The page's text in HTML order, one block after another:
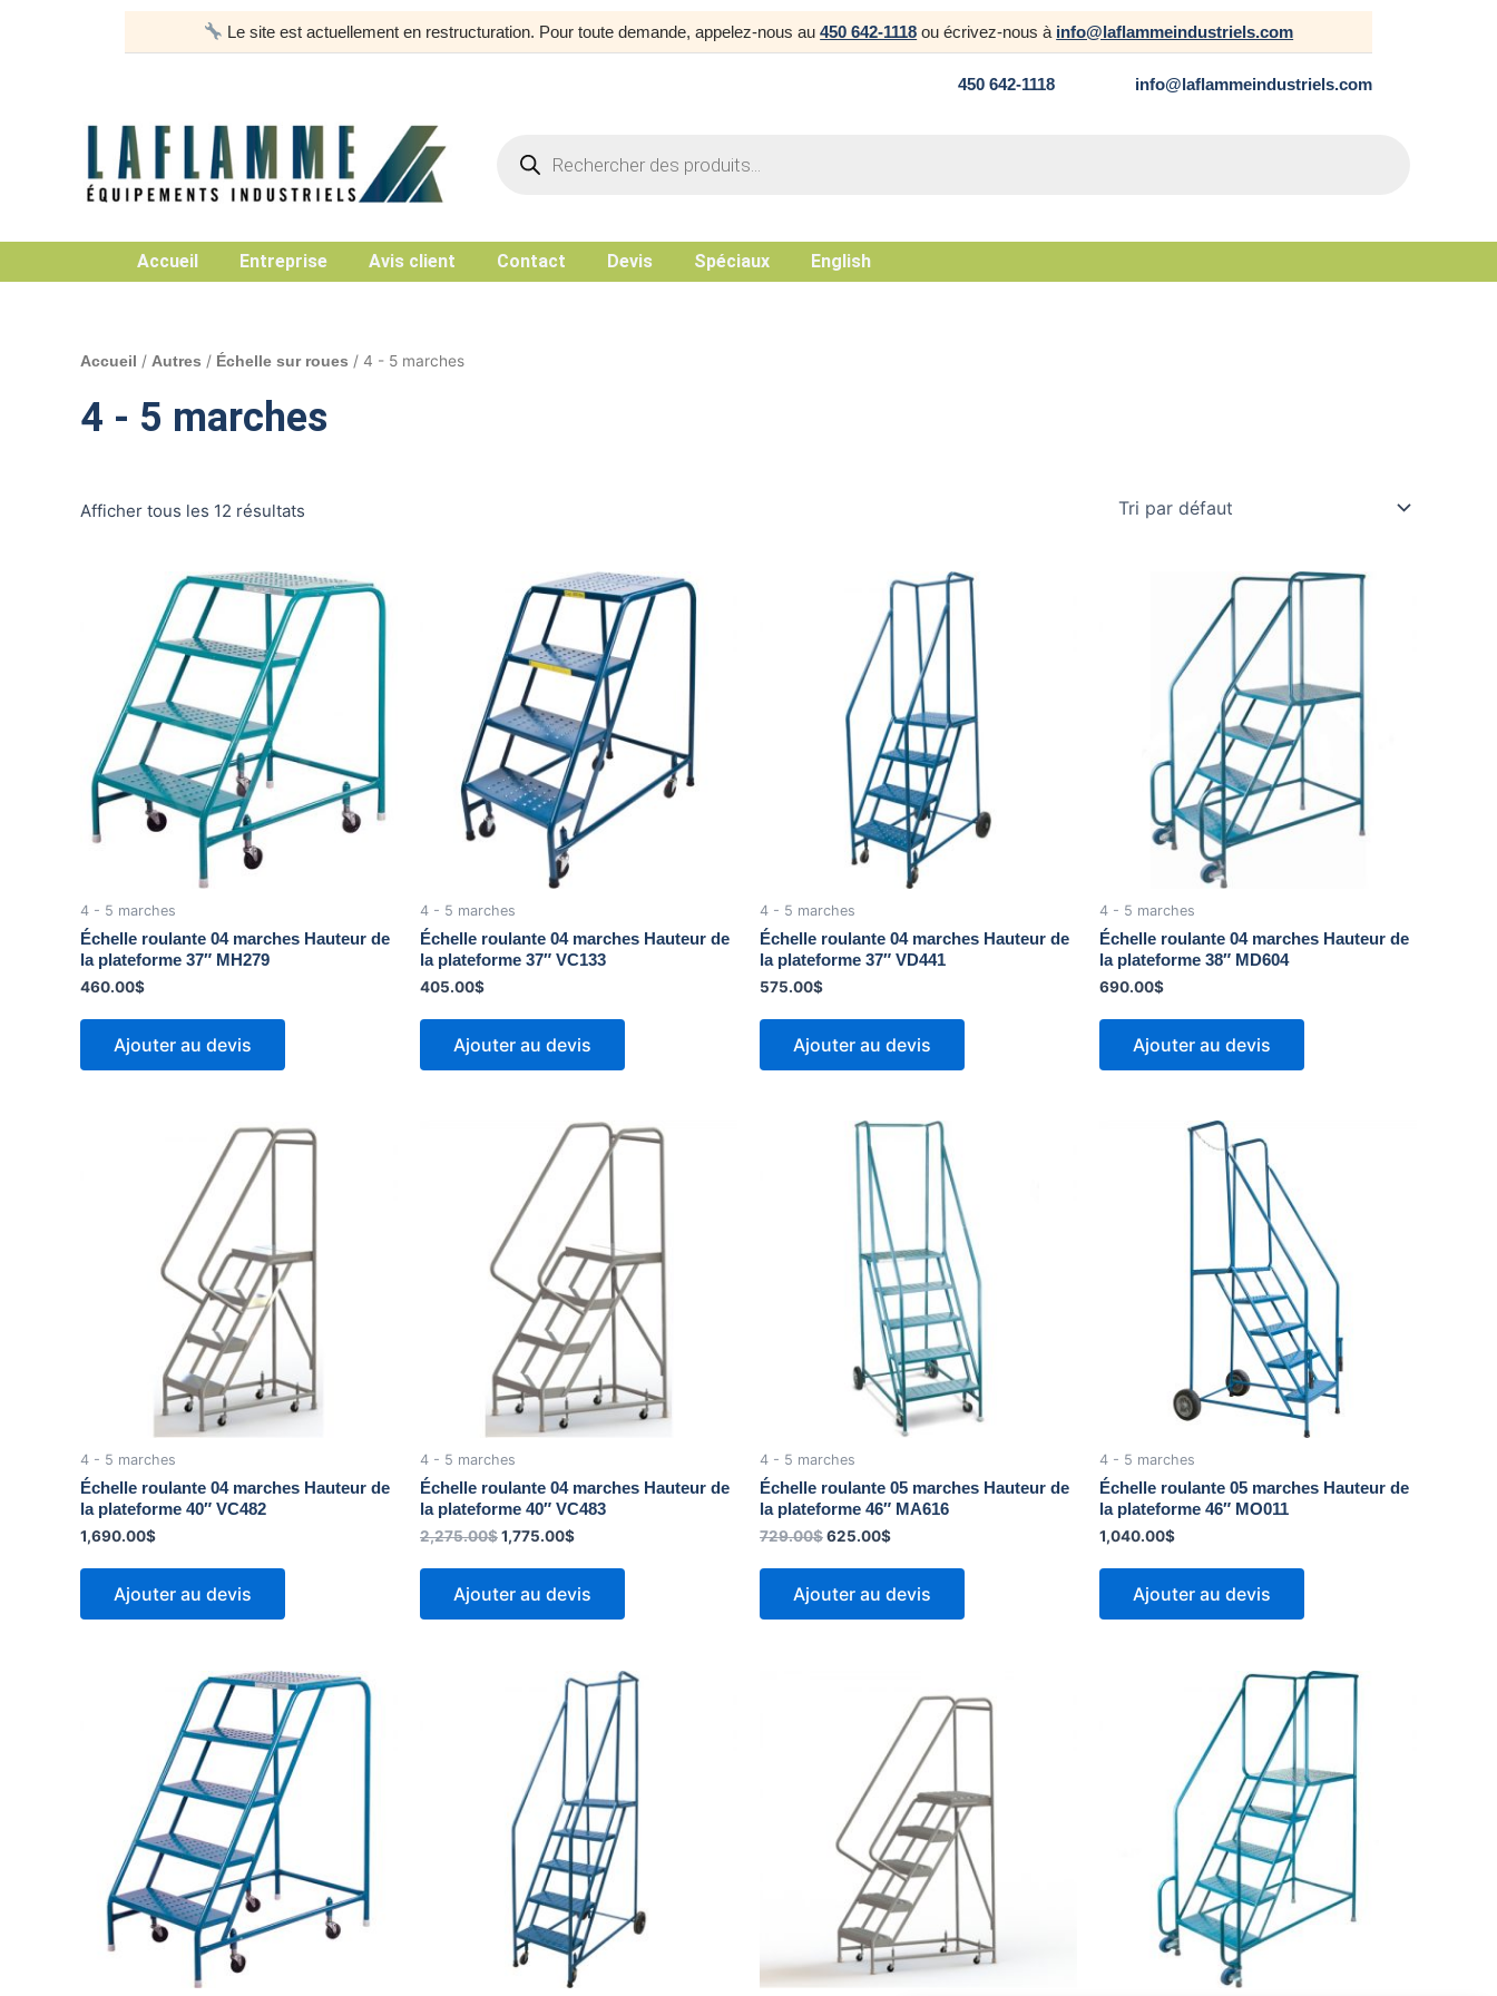
Le site est actuellement en restructuration. Pour toute demande, appelez-nous au450 642-1118 ou écrivez-nous à info@laflammeindustriels.com
450 642-1118 info@laflammeindustriels.com
search
Accueil Entreprise Avis client Contact Devis Spéciaux English
Accueil / Autres / Échelle sur roues / 4 - 5 marches
4 - 5 marches
Afficher tous les 12 résultats
4 - 5 marches
Échelle roulante 04 marches Hauteur de
la plateforme 37″ MH279
460.00$
Ajouter au devis
4 - 5 marches
Échelle roulante 04 marches Hauteur de
la plateforme 37″ VC133
405.00$
Ajouter au devis
4 - 5 marches
Échelle roulante 04 marches Hauteur de
la plateforme 37″ VD441
575.00$
Ajouter au devis
4 - 5 marches
Échelle roulante 04 marches Hauteur de
la plateforme 38″ MD604
690.00$
Ajouter au devis
4 - 5 marches
Échelle roulante 04 marches Hauteur de
la plateforme 40″ VC482
1,690.00$
Ajouter au devis
4 - 5 marches
Échelle roulante 04 marches Hauteur de
la plateforme 40″ VC483
2,275.00$
2,275.00$.
1,775.00$
Current
price
1,775.00$.
Ajouter au devis
4 - 5 marches
Échelle roulante 05 marches Hauteur de
la plateforme 46″ MA616
729.00$
Original
729.00$.
625.00$
Current
price
625.00$.
Ajouter au devis
4 - 5 marches
Échelle roulante 05 marches Hauteur de
la plateforme 46″ MO011
1,040.00$
Ajouter au devis